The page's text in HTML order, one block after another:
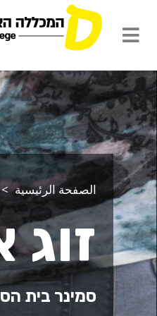
الصفحة الرئيسية
סמינר בית